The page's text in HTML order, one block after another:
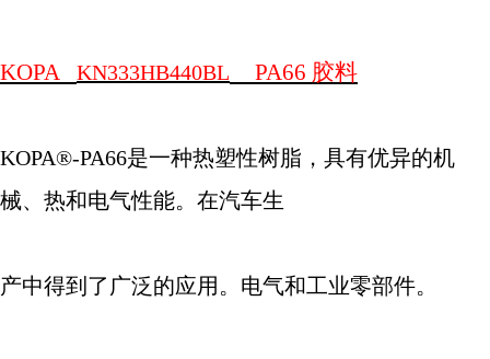
KOPA KN333HB440BL PA66 胶料
KOPA®-PA66是一种热塑性树脂，具有优异的机
械、热和电气性能。在汽车生
产中得到了广泛的应用。电气和工业零部件。